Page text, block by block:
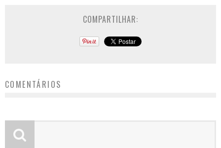
COMPARTILHAR:
COMENTÁRIOS